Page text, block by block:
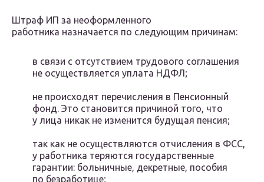
Штраф ИП за неоформленного
работника назначается по следующим причинам:
в связи с отсутствием трудового соглашения
не осуществляется уплата НДФЛ;
не происходят перечисления в Пенсионный
фонд. Это становится причиной того, что
у лица никак не изменится будущая пенсия;
так как не осуществляются отчисления в ФСС,
у работника теряются государственные
гарантии: больничные, декретные, пособия
по безработице;